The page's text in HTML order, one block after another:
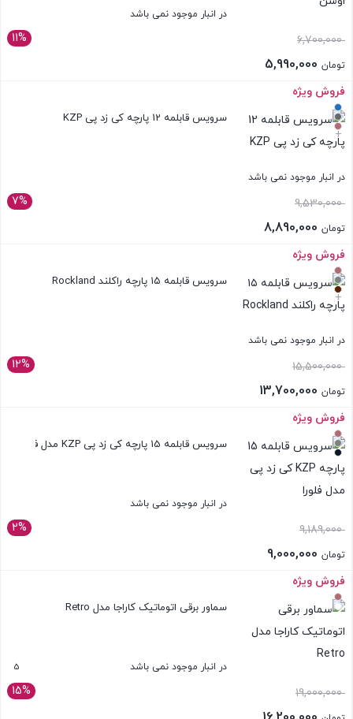
در انبار موجود نمی باشد
11% 6,700,000
تومان
بستن
فروش ویژه
سرویس قابلمه 12 پارچه کی زد پی KZP
در انبار موجود نمی باشد
7% 9,530,000
تومان
بستن
+
فروش ویژه
سرویس قابلمه ۱۵ پارچه راکلند Rockland
در انبار موجود نمی باشد
12% 15,500,000
تومان
بستن
+
فروش ویژه
سرویس قابلمه 15 پارچه کی زد پی KZP مدل فلورا
در انبار موجود نمی باشد
2% 9,189,000
تومان
بستن
فروش ویژه
سماور برقی اتوماتیک کاراجا مدل Retro
در انبار موجود نمی باشد 5
15% 19,000,000